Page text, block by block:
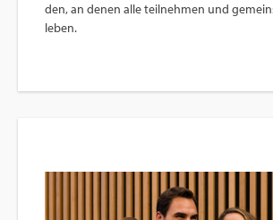
den, an denen alle teil­neh­men und
le­ben.